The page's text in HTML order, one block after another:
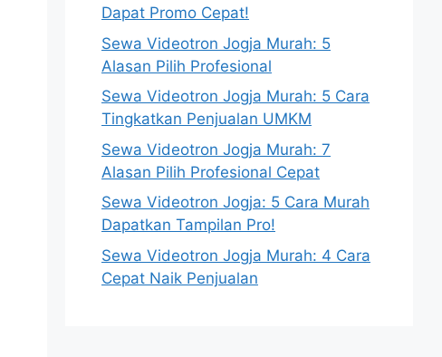
Dapat Promo Cepat!
Sewa Videotron Jogja Murah: 5
Alasan Pilih Profesional
Sewa Videotron Jogja Murah: 5 Cara
Tingkatkan Penjualan UMKM
Sewa Videotron Jogja Murah: 7
Alasan Pilih Profesional Cepat
Sewa Videotron Jogja: 5 Cara Murah
Dapatkan Tampilan Pro!
Sewa Videotron Jogja Murah: 4 Cara
Cepat Naik Penjualan